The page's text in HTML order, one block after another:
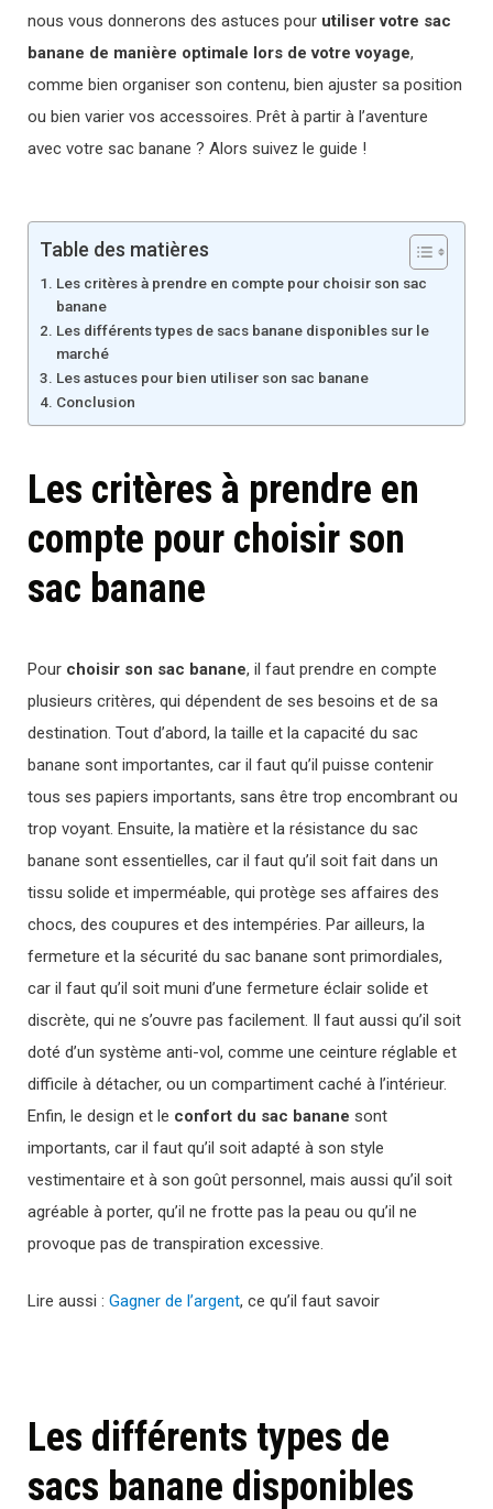
nous vous donnerons des astuces pour utiliser votre sac
banane de manière optimale lors de votre voyage,
comme bien organiser son contenu, bien ajuster sa position
ou bien varier vos accessoires. Prêt à partir à l’aventure
avec votre sac banane ? Alors suivez le guide !
Table des matières
Les critères à prendre en compte pour choisir son sac
banane
Les différents types de sacs banane disponibles sur le
marché
Les astuces pour bien utiliser son sac banane
Conclusion
Les critères à prendre en
compte pour choisir son
sac banane
Pour choisir son sac banane, il faut prendre en compte
plusieurs critères, qui dépendent de ses besoins et de sa
destination. Tout d’abord, la taille et la capacité du sac
banane sont importantes, car il faut qu’il puisse contenir
tous ses papiers importants, sans être trop encombrant ou
trop voyant. Ensuite, la matière et la résistance du sac
banane sont essentielles, car il faut qu’il soit fait dans un
tissu solide et imperméable, qui protège ses affaires des
chocs, des coupures et des intempéries. Par ailleurs, la
fermeture et la sécurité du sac banane sont primordiales,
car il faut qu’il soit muni d’une fermeture éclair solide et
discrète, qui ne s’ouvre pas facilement. Il faut aussi qu’il soit
doté d’un système anti-vol, comme une ceinture réglable et
difficile à détacher, ou un compartiment caché à l’intérieur.
Enfin, le design et le confort du sac banane sont
importants, car il faut qu’il soit adapté à son style
vestimentaire et à son goût personnel, mais aussi qu’il soit
agréable à porter, qu’il ne frotte pas la peau ou qu’il ne
provoque pas de transpiration excessive.
Lire aussi : Gagner de l’argent, ce qu’il faut savoir
Les différents types de
sacs banane disponibles